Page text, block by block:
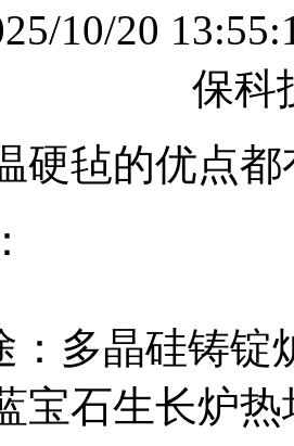
10/20
保科
硬毡的优点都
：多晶硅铸
宝石生长炉